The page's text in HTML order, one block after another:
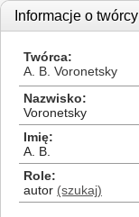
Informacje o twórcy
Twórca
A. B. Voronetsky
Nazwisko
Voronetsky
Imię
A. B.
Role
autor (szukaj)